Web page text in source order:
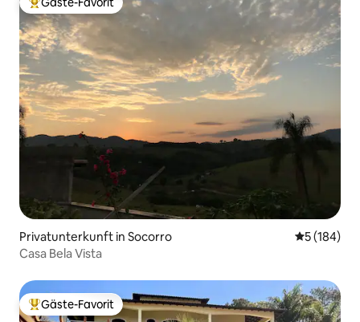
Beliebter Gäste-Favorit.
Privatunterkunft in Socorro
5 (184)
Casa Bela Vista
Beliebter Gäste-Favorit.
Gäste-Favorit